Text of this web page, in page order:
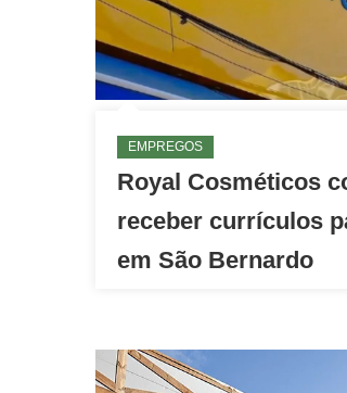
EMPREGOS
Royal Cosméticos
receber currículos
em São Bernardo